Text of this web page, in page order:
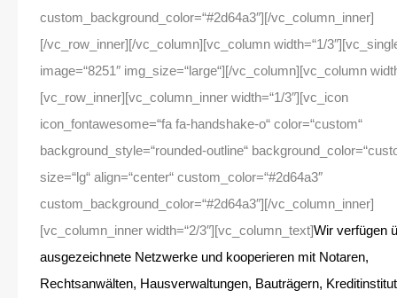
custom_background_color=“#2d64a3″][/vc_column_inner]
[/vc_row_inner][/vc_column][vc_column width=“1/
image=“8251″ img_size=“large“][/vc_column][vc_column
[vc_row_inner][vc_column_inner width=“1/3″][vc_icon
icon_fontawesome=“fa fa-handshake-o“ color=“custom“
background_style=“rounded-outline“
size=“lg“ align=“center“ custom_color=“#2d64a3″
custom_background_color=“#2d64a3″][/vc_column_inner]
[vc_column_inner width=“2/3″][vc_column_text]Wir verfügen
ausgezeichnete Netzwerke und kooperieren mit Notaren,
Rechtsanwälten, Hausverwaltungen, Bauträgern,